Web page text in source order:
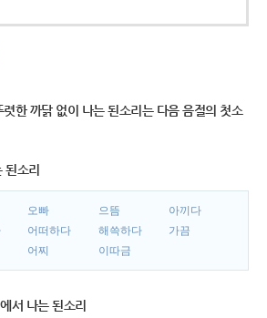
한 까닭 없이 나는 된소리는 다음 음절의 첫소
된소리
오빠 으뜸
아끼다
어떠하다 해쓱하다
가끔
어찌 이따금
서 나는 된소리